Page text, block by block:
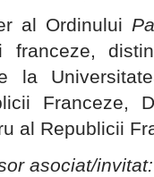
al Ordinului
franceze,
la
Franceze,
al Republicii
asociat/invitat: